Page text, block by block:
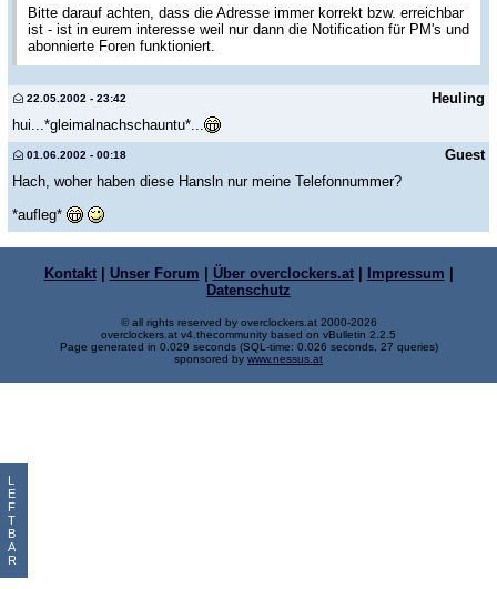
Bitte darauf achten, dass die Adresse immer korrekt bzw. erreichbar
ist - ist in eurem interesse weil nur dann die Notification für PM's und
abonnierte Foren funktioniert.
Heuling
22.05.2002 - 23:42
hui...*gleimalnachschauntu*...
Guest
01.06.2002 - 00:18
Hach, woher haben diese Hansln nur meine Telefonnummer?
*aufleg*
L
E
F
T
B
A
R
Kontakt| Unser Forum Über overclockers.at| Impressum
Datenschutz
© all rights reserved by overclockers.at 2000-2026
overclockers.at v4.thecommunity based on vBulletin 2.2.5
Page generated in 0.029 seconds (SQL-time: 0.026 seconds, 27 queries)
sponsored by www.nessus.at